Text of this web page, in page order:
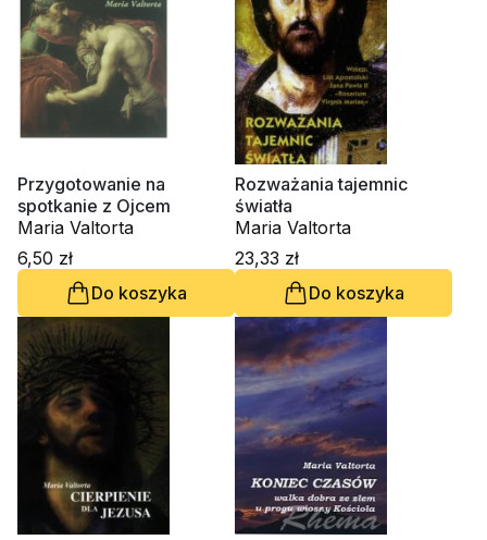
Przygotowanie na
spotkanie z Ojcem
Maria Valtorta
6,50 zł
Do koszyka
Rozważania tajemnic
światła
Maria Valtorta
23,33 zł
Do koszyka